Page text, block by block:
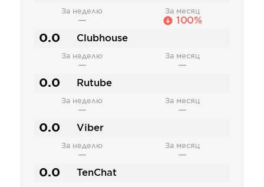
За неделю
—
За месяц
100%
0.0 Clubhouse
За неделю
—
За месяц
—
0.0 Rutube
За неделю
—
За месяц
—
0.0 Viber
За неделю
—
За месяц
—
0.0 TenChat